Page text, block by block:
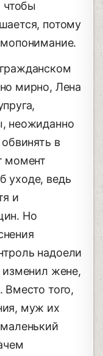
чтобы
потому
мирно, Лена
неожиданно
в
момент
уходе, ведь
и
Но
надоели
изменил жене,
Вместо того,
муж их